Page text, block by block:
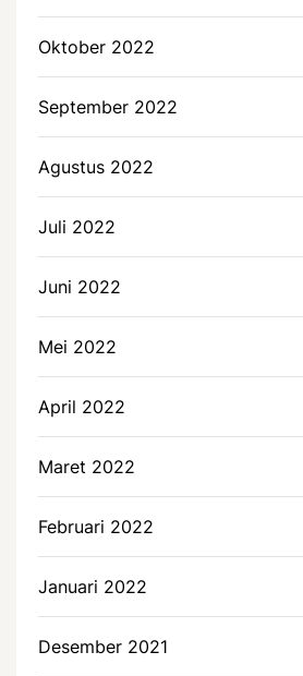
Oktober 2022
September 2022
Agustus 2022
Juli 2022
Juni 2022
Mei 2022
April 2022
Maret 2022
Februari 2022
Januari 2022
Desember 2021